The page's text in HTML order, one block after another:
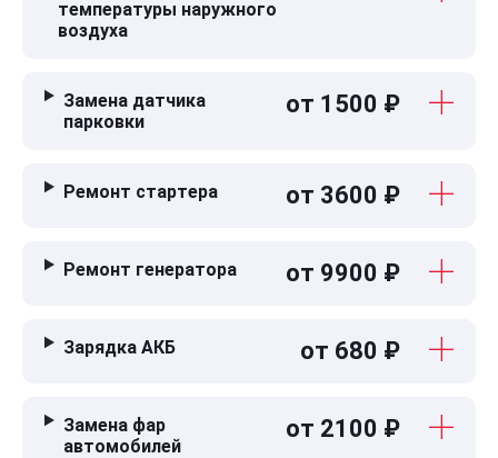
температуры наружного
воздуха
Замена датчика
парковки
от 1500 ₽
Ремонт стартера от 3600 ₽
Ремонт генератора от 9900 ₽
Зарядка АКБ от 680 ₽
Замена фар
автомобилей
от 2100 ₽